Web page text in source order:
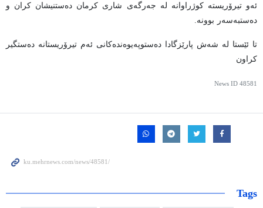
ئەو تیرۆریستە کوژراوانە لە جەرگەی شاری کرمان دەستنیشان کران و
دەستبەسەر بوونە.
تا ئێستا لە شەش پارێزگادا دەستوپەیوەندەکانی ئەم تیرۆریستانە دەستگیر
کراون
News ID 48581
Tags